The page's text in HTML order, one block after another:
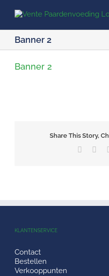
Banner 2
Banner 2
Share This Story,
KLANTENSERVICE
Contact
Bestellen
Verkooppunten